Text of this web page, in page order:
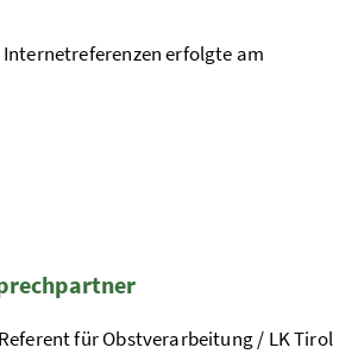
erfolgte am
für Obstverarbeitung / LK Tirol